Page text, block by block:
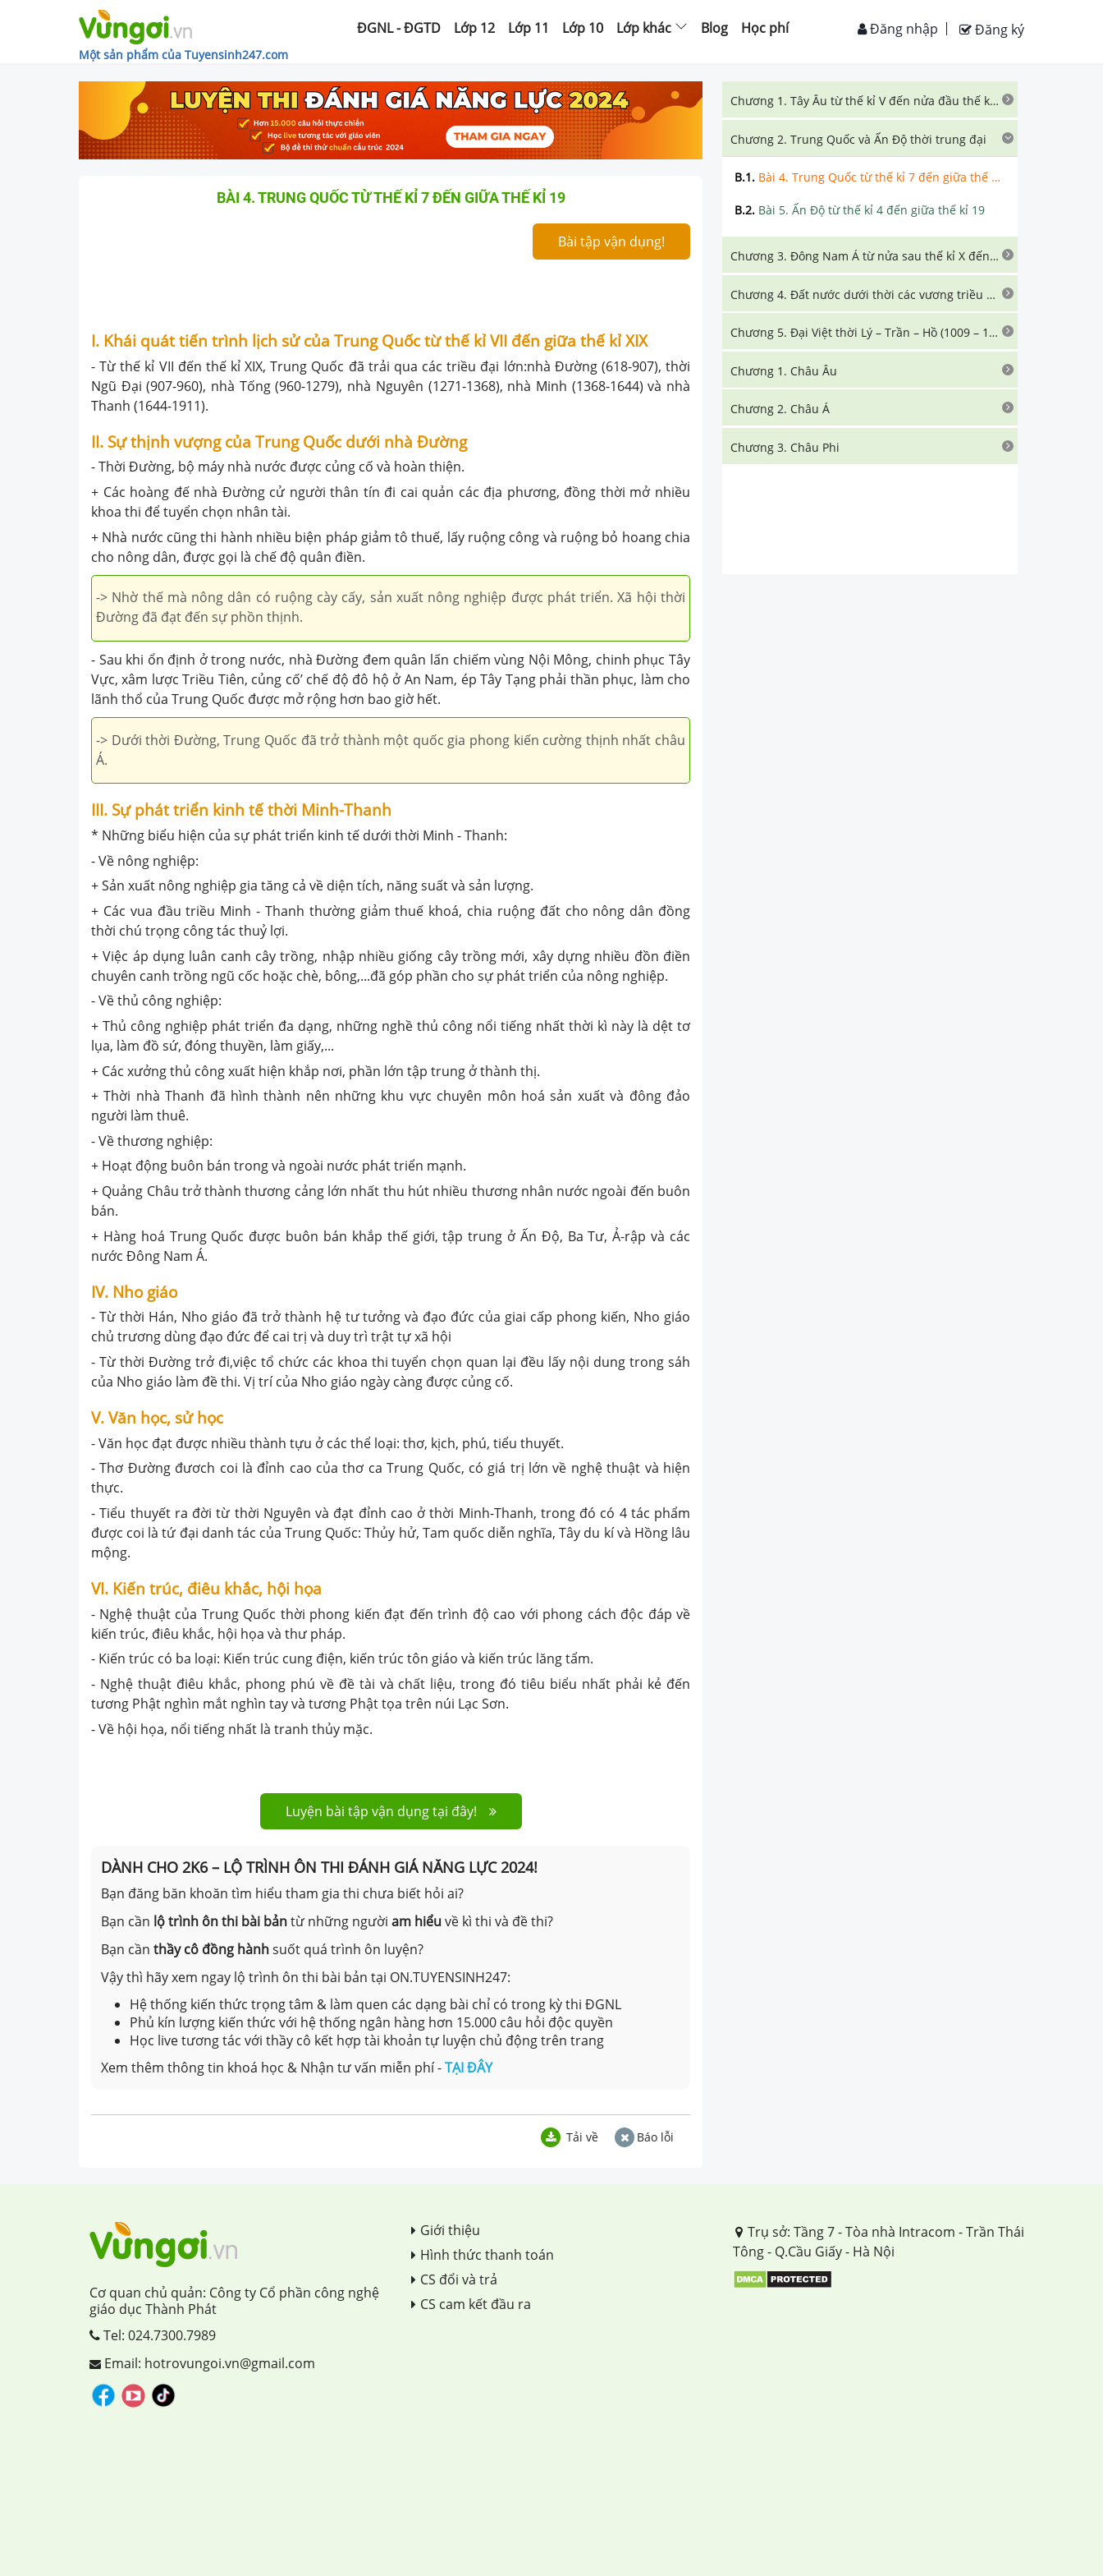
Một sản phẩm của Tuyensinh247.com
ĐGNL - ĐGTD Lớp 12 Lớp 11 Lớp 10 Lớp khác Blog Học phí Đăng ký
Đăng nhập
BÀI 4. TRUNG QUỐC TỪ THẾ KỈ 7 ĐẾN GIỮA THẾ KỈ 19
Bài tập vận dụng!
I. Khái quát tiến trình lịch sử của Trung Quốc từ thế kỉ VII đến giữa thế kỉ XIX
- Từ thế kỉ VII đến thế kỉ XIX, Trung Quốc đã trải qua các triều đại lớn:nhà Đường (618-907), thời
Ngũ Đại (907-960), nhà Tống (960-1279), nhà Nguyên (1271-1368), nhà Minh (1368-1644) và nhà
Thanh (1644-1911).
II. Sự thịnh vượng của Trung Quốc dưới nhà Đường
- Thời Đường, bộ máy nhà nước được củng cố và hoàn thiện.
+ Các hoàng đế nhà Đường cử người thân tín đi cai quản các địa phương, đồng thời mở nhiều
khoa thi để tuyển chọn nhân tài.
+ Nhà nước cũng thi hành nhiều biện pháp giảm tô thuế, lấy ruộng công và ruộng bỏ hoang chia
cho nông dân, được gọi là chế độ quân điền.
-> Nhờ thế mà nông dân có ruộng cày cấy, sản xuất nông nghiệp được phát triển. Xã hội thời
Đường đã đạt đến sự phồn thịnh.
- Sau khi ổn định ở trong nước, nhà Đường đem quân lấn chiếm vùng Nội Mông, chinh phục Tây
Vực, xâm lược Triều Tiên, củng cố’ chế độ đô hộ ở An Nam, ép Tây Tạng phải thần phục, làm cho
lãnh thổ của Trung Quốc được mở rộng hơn bao giờ hết.
-> Dưới thời Đường, Trung Quốc đã trở thành một quốc gia phong kiến cường thịnh nhất châu
Á.
III. Sự phát triển kinh tế thời Minh-Thanh
* Những biểu hiện của sự phát triển kinh tế dưới thời Minh - Thanh:
- Về nông nghiệp:
+ Sản xuất nông nghiệp gia tăng cả về diện tích, năng suất và sản lượng.
+ Các vua đầu triều Minh - Thanh thường giảm thuế khoá, chia ruộng đất cho nông dân đồng
thời chú trọng công tác thuỷ lợi.
+ Việc áp dụng luân canh cây trồng, nhập nhiều giống cây trồng mới, xây dựng nhiều đồn điền
chuyên canh trồng ngũ cốc hoặc chè, bông,...đã góp phần cho sự phát triển của nông nghiệp.
- Về thủ công nghiệp:
+ Thủ công nghiệp phát triển đa dạng, những nghề thủ công nổi tiếng nhất thời kì này là dệt tơ
lụa, làm đồ sứ, đóng thuyền, làm giấy,...
+ Các xưởng thủ công xuất hiện khắp nơi, phần lớn tập trung ở thành thị.
+ Thời nhà Thanh đã hình thành nên những khu vực chuyên môn hoá sản xuất và đông đảo
người làm thuê.
- Về thương nghiệp:
+ Hoạt động buôn bán trong và ngoài nước phát triển mạnh.
+ Quảng Châu trở thành thương cảng lớn nhất thu hút nhiều thương nhân nước ngoài đến buôn
bán.
+ Hàng hoá Trung Quốc được buôn bán khắp thế giới, tập trung ở Ấn Độ, Ba Tư, Ả-rập và các
nước Đông Nam Á.
IV. Nho giáo
- Từ thời Hán, Nho giáo đã trở thành hệ tư tưởng và đạo đức của giai cấp phong kiến, Nho giáo
chủ trương dùng đạo đức để cai trị và duy trì trật tự xã hội
- Từ thời Đường trở đi,việc tổ chức các khoa thi tuyển chọn quan lại đều lấy nội dung trong sáh
của Nho giáo làm đề thi. Vị trí của Nho giáo ngày càng được củng cố.
V. Văn học, sử học
- Văn học đạt được nhiều thành tựu ở các thể loại: thơ, kịch, phú, tiểu thuyết.
- Thơ Đường đươch coi là đỉnh cao của thơ ca Trung Quốc, có giá trị lớn về nghệ thuật và hiện
thực.
- Tiểu thuyết ra đời từ thời Nguyên và đạt đỉnh cao ở thời Minh-Thanh, trong đó có 4 tác phẩm
được coi là tứ đại danh tác của Trung Quốc: Thủy hử, Tam quốc diễn nghĩa, Tây du kí và Hồng lâu
mộng.
VI. Kiến trúc, điêu khắc, hội họa
- Nghệ thuật của Trung Quốc thời phong kiến đạt đến trình độ cao với phong cách độc đáp về
kiến trúc, điêu khắc, hội họa và thư pháp.
- Kiến trúc có ba loại: Kiến trúc cung điện, kiến trúc tôn giáo và kiến trúc lăng tẩm.
- Nghệ thuật điêu khắc, phong phú về đề tài và chất liệu, trong đó tiêu biểu nhất phải kẻ đến
tương Phật nghìn mắt nghìn tay và tương Phật tọa trên núi Lạc Sơn.
- Về hội họa, nổi tiếng nhất là tranh thủy mặc.
Luyện bài tập vận dụng tại đây!
DÀNH CHO 2K6 – LỘ TRÌNH ÔN THI ĐÁNH GIÁ NĂNG LỰC 2024!
Bạn đăng băn khoăn tìm hiểu tham gia thi chưa biết hỏi ai?
Bạn cần lộ trình ôn thi bài bảntừ những người am hiểuvề kì thi và đề thi?
Bạn cần thầy cô đồng hànhsuốt quá trình ôn luyện?
Vậy thì hãy xem ngay lộ trình ôn thi bài bản tại ON.TUYENSINH247:
Hệ thống kiến thức trọng tâm & làm quen các dạng bài chỉ có trong kỳ thi ĐGNL
Phủ kín lượng kiến thức với hệ thống ngân hàng hơn 15.000 câu hỏi độc quyền
Học live tương tác với thầy cô kết hợp tài khoản tự luyện chủ động trên trang
Xem thêm thông tin khoá học & Nhận tư vấn miễn phí -TẠI ĐÂY
Tải về Báo lỗi
Chương 1. Tây Âu từ thế kỉ V đến nửa đầu thế kỉ XVI
Chương 2. Trung Quốc và Ấn Độ thời trung đại
B.1. Bài 4. Trung Quốc từ thế kỉ 7 đến giữa thế kỉ 19
B.2. Bài 5. Ấn Độ từ thế kỉ 4 đến giữa thế kỉ 19
Chương 3. Đông Nam Á từ nửa sau thế kỉ X đến nửa đầu thế kỉ XVI
Chương 4. Đất nước dưới thời các vương triều Ngô – Đinh – Tiền Lê (939 – 1009)
Chương 5. Đại Việt thời Lý – Trần – Hồ (1009 – 1407)
Chương 1. Châu Âu
Chương 2. Châu Á
Chương 3. Châu Phi
Cơ quan chủ quản: Công ty Cổ phần công nghệ
giáo dục Thành Phát
Tel: 024.7300.7989
Email: hotrovungoi.vn@gmail.com
Giới thiệu
Hình thức thanh toán
CS đổi và trả
CS cam kết đầu ra
Trụ sở: Tầng 7 - Tòa nhà Intracom - Trần Thái
Tông - Q.Cầu Giấy - Hà Nội